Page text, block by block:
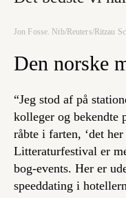
Jon Fosse. Ntb/Reuters/Ritzau
Den norske
“Jeg stod af på
kolleger og bekendte
råbte i farten, ‘det
Litteraturfestival er
bog-events. Her er
speeddating i